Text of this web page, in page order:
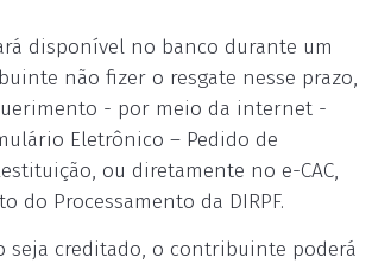
disponível no banco durante um
não fizer o resgate nesse prazo,
- por meio da internet -
Eletrônico – Pedido de
ou diretamente no e-CAC,
do Processamento da DIRPF.
seja creditado, o contribuinte poderá